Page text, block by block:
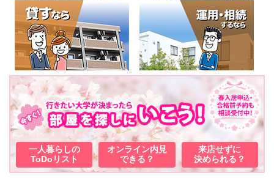
一人暮らしの
ToDoリスト
オンライン内見
できる？
来店せずに
決められる？